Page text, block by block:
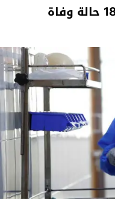
ألمانيا تسجل 348 إصابة و18 حالة وفاة